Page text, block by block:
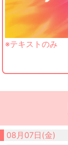
※テキストのみ
08月07日(金)